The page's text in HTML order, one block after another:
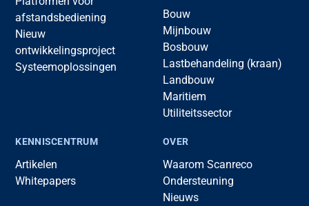
afstandsbediening
Nieuw
ontwikkelingsproject
Systeemoplossingen
Bouw
Mijnbouw
Bosbouw
Lastbehandeling (kraan)
Landbouw
Maritiem
Utiliteitssector
KENNISCENTRUM
Artikelen
Whitepapers
OVER
Waarom Scanreco
Ondersteuning
Nieuws